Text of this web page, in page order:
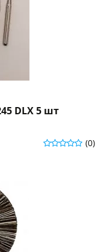
DLX 5 шт
(0)